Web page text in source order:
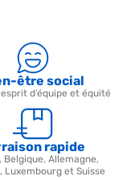
être social
d’équipe et équité
rapide
Belgique, Allemagne,
Luxembourg et Suisse